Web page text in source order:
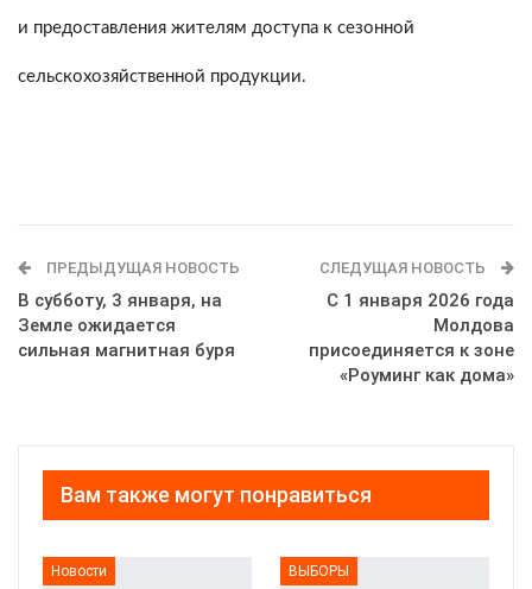
и предоставления жителям доступа к сезонной
сельскохозяйственной продукции.
ПРЕДЫДУЩАЯ НОВОСТЬ
В субботу, 3 января, на
Земле ожидается
сильная магнитная буря
СЛЕДУЩАЯ НОВОСТЬ
С 1 января 2026 года
Молдова
присоединяется к зоне
«Роуминг как дома»
Вам также могут понравиться
Новости ВЫБОРЫ